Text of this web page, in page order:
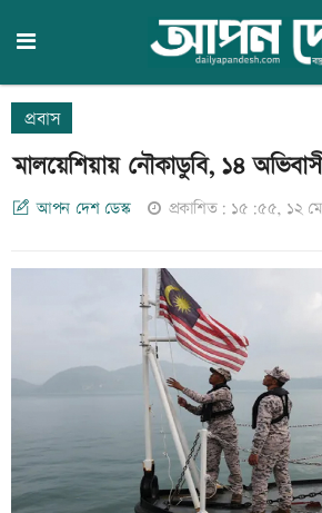
প্রবাস
মালয়েশিয়ায় নৌকাডুবি, ১৪
আপন দেশ ডেস্ক প্রকাশিত: ১৫:৫৫, ১২